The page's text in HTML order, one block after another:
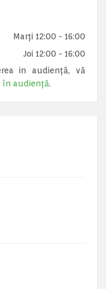
Marți 12:00 - 16:00
Joi 12:00 - 16:00
in audiență, vă
în audiență.